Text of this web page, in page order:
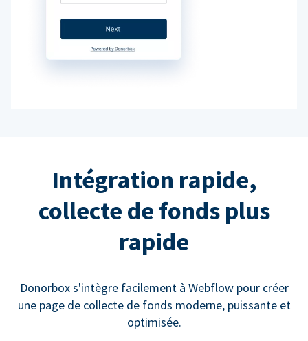
Intégration rapide,
collecte de fonds plus
rapide
Donorbox s'intègre facilement à Webflow pour créer
une page de collecte de fonds moderne, puissante et
optimisée.